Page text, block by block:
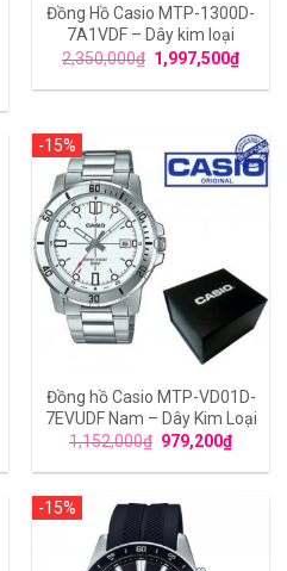
Đồng Hồ Casio MTP-1300D-
7A1VDF – Dây kim loại
2,350,000₫ 1,997,500₫
-15%
Đồng hồ Casio MTP-VD01D-
7EVUDF Nam – Dây Kim Loại
1,152,000₫ 979,200₫
-15%